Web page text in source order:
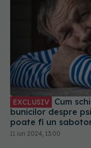
EXCLUSIV
bunicilor despre
poate fi un
incapabil. E primul
în minte și suflet
11 iun 2024, 13:00